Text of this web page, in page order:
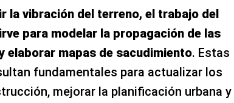
la vibración del terreno, el trabajo del
para modelar la propagación de las
elaborar mapas de sacudimiento. Estas
fundamentales para actualizar los
mejorar la planificación urbana y